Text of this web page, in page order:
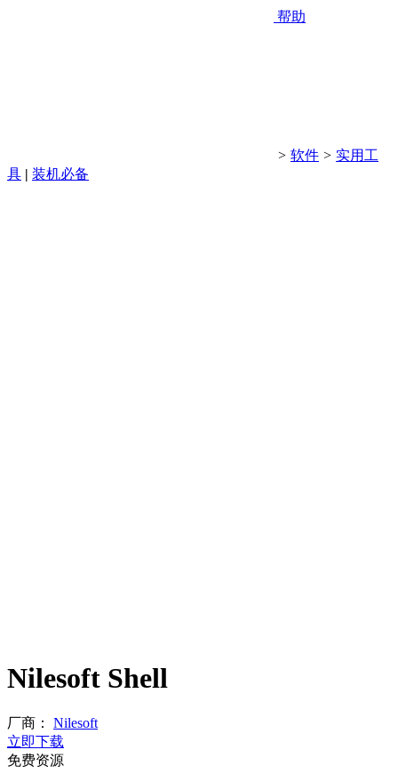
帮助
> 软件 > 实用工
具 | 装机必备
Nilesoft Shell
厂商：
Nilesoft
立即下载
免费资源